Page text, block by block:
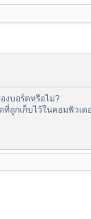
งบอร์ดหรือไม่?
ถูกเก็บไว้ในคอมพิวเ